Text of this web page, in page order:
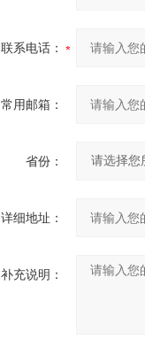
联系电话：
常用邮箱：
省份：
详细地址：
补充说明：